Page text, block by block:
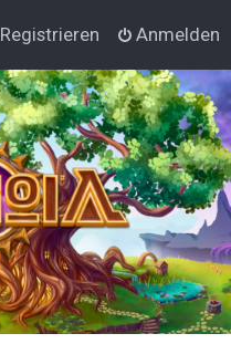
Anmelden
Registrieren